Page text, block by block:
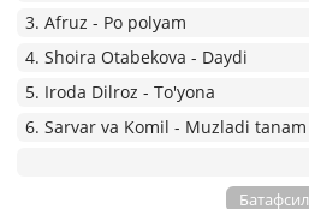
3. Afruz - Po polyam
4. Shoira Otabekova - Daydi
5. Iroda Dilroz - To'yona
6. Sarvar va Komil - Muzladi tanam
Батафсил